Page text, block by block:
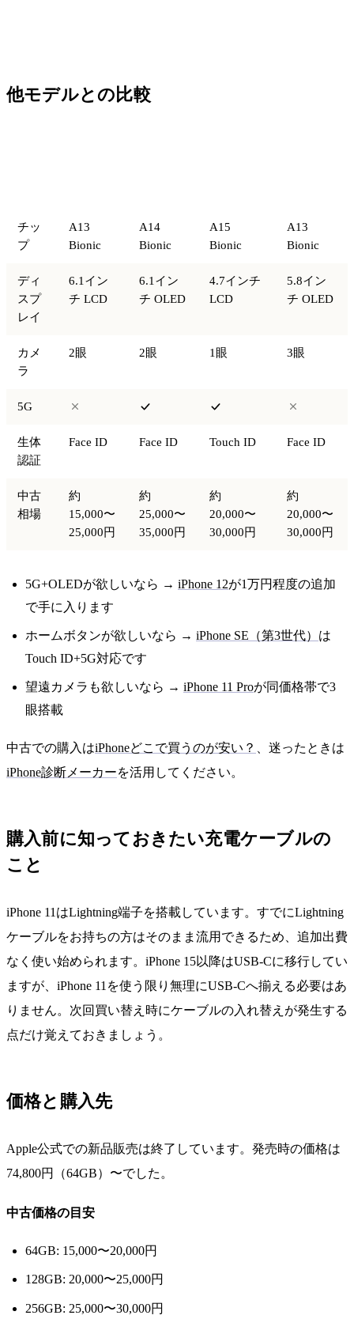
他モデルとの比較
チッ
プ
A13
Bionic
A14
Bionic
A15
Bionic
A13
Bionic
ディ
スプ
レイ
6.1イン
チ LCD
6.1イン
チ OLED
4.7インチ
LCD
5.8イン
チ OLED
カメ
ラ
2眼 2眼 1眼 3眼
5G
生体
認証
Face ID Face ID Touch ID Face ID
中古
相場
約
15,000〜
25,000円
約
25,000〜
35,000円
約
20,000〜
30,000円
約
20,000〜
30,000円
5G+OLEDが欲しいなら → iPhone 12が1万円程度の追加
で手に入ります
ホームボタンが欲しいなら → iPhone SE（第3世代） は
Touch ID+5G対応です
望遠カメラも欲しいなら → iPhone 11 Proが同価格帯で3
眼搭載
中古での購入はiPhoneどこで買うのが安い？ 、迷ったときは
iPhone診断メーカーを活用してください。
購入前に知っておきたい充電ケーブルの
こと
iPhone 11はLightning端子を搭載しています。すでにLightning
ケーブルをお持ちの方はそのまま流用できるため、追加出費
なく使い始められます。iPhone 15以降はUSB-Cに移行してい
ますが、iPhone 11を使う限り無理にUSB-Cへ揃える必要はあ
りません。次回買い替え時にケーブルの入れ替えが発生する
点だけ覚えておきましょう。
価格と購入先
Apple公式での新品販売は終了しています。発売時の価格は
74,800円（64GB）〜でした。
中古価格の目安
64GB: 15,000〜20,000円
128GB: 20,000〜25,000円
256GB: 25,000〜30,000円